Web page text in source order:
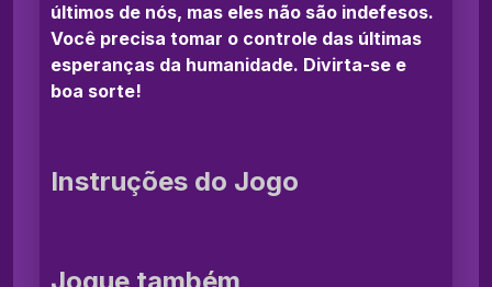
últimos de nós, mas eles não são indefesos.
Você precisa tomar o controle das últimas
esperanças da humanidade. Divirta-se e
boa sorte!
Instruções do Jogo